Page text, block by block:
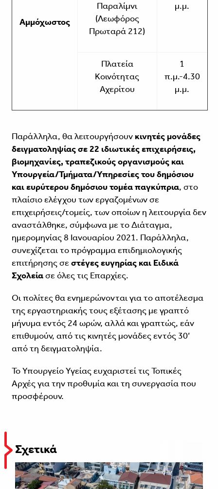
Αμμόχωστος
Παραλίμνι
(Λεωφόρος
Πρωταρά 212)
μ.μ.
Πλατεία
Κοινότητας
Αχερίτου
1
π.μ.-4.30
μ.μ.
Παράλληλα, θα λειτουργήσουν κινητές μονάδες
δειγματοληψίας σε 22 ιδιωτικές επιχειρήσεις,
βιομηχανίες, τραπεζικούς οργανισμούς και
Υπουργεία/Τμήματα/Υπηρεσίες του δημόσιου
και ευρύτερου δημόσιου τομέα παγκύπρια, στο
πλαίσιο ελέγχου των εργαζομένων σε
επιχειρήσεις/τομείς, των οποίων η λειτουργία δεν
αναστάλθηκε, σύμφωνα με το Διάταγμα,
ημερομηνίας 8 Ιανουαρίου 2021. Παράλληλα,
συνεχίζεται το πρόγραμμα επιδημιολογικής
επιτήρησης σεστέγες ευγηρίας και Ειδικά
Σχολείασε όλες τις Επαρχίες.
Οι πολίτες θα ενημερώνονται για το αποτέλεσμα
της εργαστηριακής τους εξέτασης με γραπτό
μήνυμα εντός 24 ωρών, αλλά και γραπτώς, εάν
επιθυμούν, από τις κινητές μονάδες εντός 30’
από τη δειγματοληψία.
Το Υπουργείο Υγείας ευχαριστεί τις Τοπικές
Αρχές για την προθυμία και τη συνεργασία που
προσφέρουν.
Σχετικά